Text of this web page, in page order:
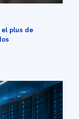
plus de